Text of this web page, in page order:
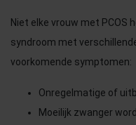
Niet elke vrouw met PCOS
syndroom met
voorkomende symptomen:
Onregelmatige of
Moeilijk zwanger